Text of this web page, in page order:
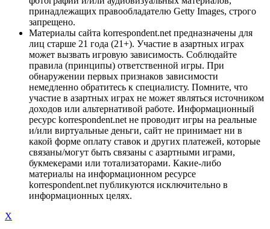
принадлежащих правообладателю Getty Images, строго
запрещено.
Материалы сайта korrespondent.net предназначены для
лиц старше 21 года (21+). Участие в азартных играх
может вызвать игровую зависимость. Соблюдайте
правила (принципы) ответственной игры. При
обнаружении первых признаков зависимости
немедленно обратитесь к специалисту. Помните, что
участие в азартных играх не может являться источником
доходов или альтернативой работе. Информационный
ресурс korrespondent.net не проводит игры на реальные
и/или виртуальные деньги, сайт не принимает ни в
какой форме оплату ставок и других платежей, которые
связаны/могут быть связаны с азартными играми,
букмекерами или тотализаторами. Какие-либо
материалы на информационном ресурсе
korrespondent.net публикуются исключительно в
информационных целях.
X